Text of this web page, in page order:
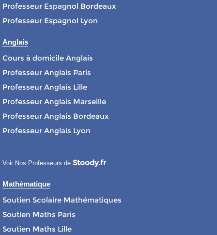
Professeur Espagnol Bordeaux
Professeur Espagnol Lyon
Anglais
Cours à domicile Anglais
Professeur Anglais Paris
Professeur Anglais Lille
Professeur Anglais Marseille
Professeur Anglais Bordeaux
Professeur Anglais Lyon
Voir Nos Professeurs de Stoody.fr
Mathématique
Soutien Scolaire Mathématiques
Soutien Maths Paris
Soutien Maths Lille